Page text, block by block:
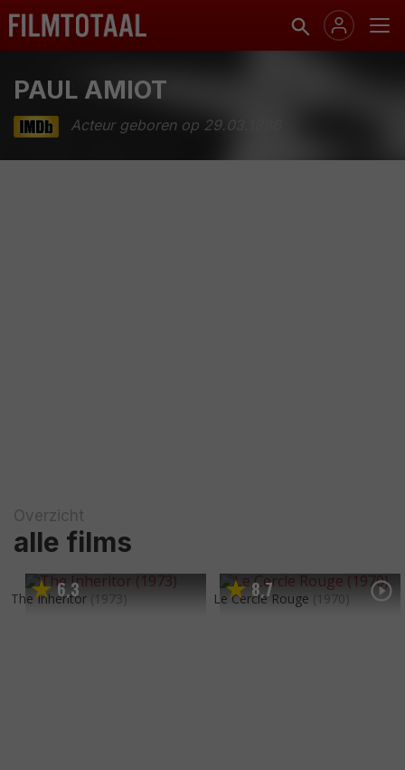
PAUL AMIOT
Acteur geboren op 29.03.1886
Overzicht
alle films
6,3
The Inheritor (1973) 8,7
Le Cercle Rouge (1970)